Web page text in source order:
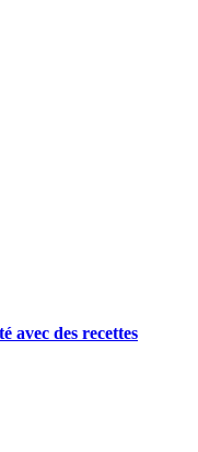
avec des recettes